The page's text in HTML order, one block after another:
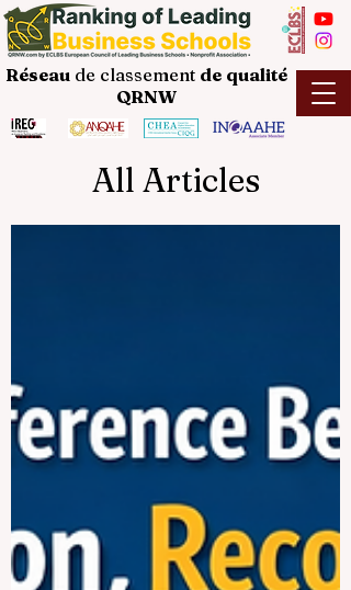
Réseau de classement de qualité
QRNW
All Articles